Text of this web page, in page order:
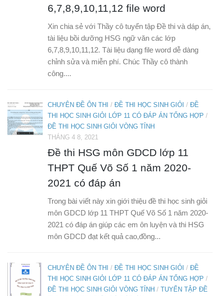
6,7,8,9,10,11,12 file word
Xin chia sẻ với Thầy cô tuyển tập Đề thi và dáp án,
tài liệu bồi dưỡng HSG ngữ văn các lớp
6,7,8,9,10,11,12. Tài liệu dạng file word dễ dàng
chỉnh sửa và miễn phí. Chúc Thầy cô thành
công....
CHUYÊN ĐỀ ÔN THI / ĐỀ THI HỌC SINH GIỎI / ĐỀ
THI HỌC SINH GIỎI LỚP 11 CÓ ĐÁP ÁN TỔNG HỢP /
ĐỀ THI HỌC SINH GIỎI VÒNG TỈNH
THÁNG 4 8, 2021
Đề thi HSG môn GDCD lớp 11
THPT Quế Võ Số 1 năm 2020-
2021 có đáp án
Trong bài viết này xin giới thiệu đề thi học sinh giỏi
môn GDCD lớp 11 THPT Quế Võ Số 1 năm 2020-
2021 có đáp án giúp các em ôn luyện và thi HSG
môn GDCD đạt kết quả cao,đồng...
CHUYÊN ĐỀ ÔN THI / ĐỀ THI HỌC SINH GIỎI / ĐỀ
THI HỌC SINH GIỎI LỚP 11 CÓ ĐÁP ÁN TỔNG HỢP /
ĐỀ THI HỌC SINH GIỎI VÒNG TỈNH / TUYỂN TẬP ĐỀ